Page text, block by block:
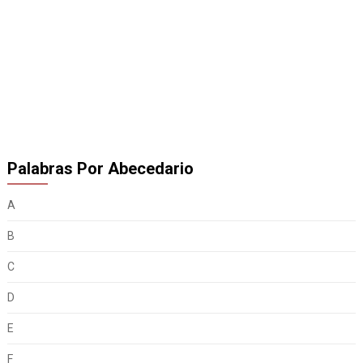
Palabras Por Abecedario
A
B
C
D
E
F